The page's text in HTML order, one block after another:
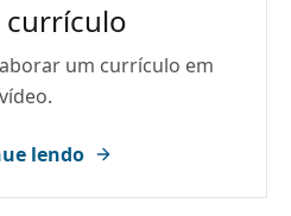
currículo
um currículo em
vídeo.
lendo